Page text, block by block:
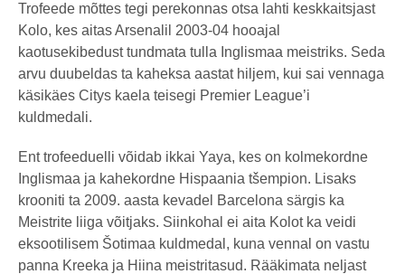
Trofeede mõttes tegi perekonnas otsa lahti keskkaitsjast
Kolo, kes aitas Arsenalil 2003-04 hooajal
kaotusekibedust tundmata tulla Inglismaa meistriks. Seda
arvu duubeldas ta kaheksa aastat hiljem, kui sai vennaga
käsikäes Citys kaela teisegi Premier League’i
kuldmedali.
Ent trofeeduelli võidab ikkai Yaya, kes on kolmekordne
Inglismaa ja kahekordne Hispaania tšempion. Lisaks
krooniti ta 2009. aasta kevadel Barcelona särgis ka
Meistrite liiga võitjaks. Siinkohal ei aita Kolot ka veidi
eksootilisem Šotimaa kuldmedal, kuna vennal on vastu
panna Kreeka ja Hiina meistritasud. Rääkimata neljast